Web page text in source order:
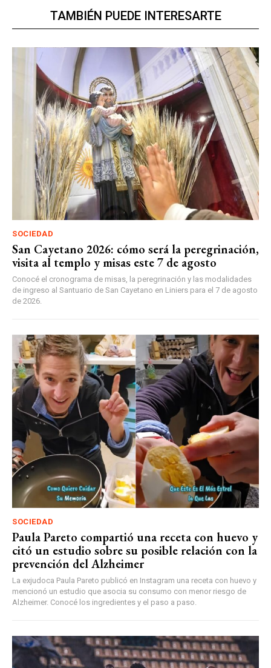
TAMBIÉN PUEDE INTERESARTE
SOCIEDAD
San Cayetano 2026: cómo será la peregrinación,
visita al templo y misas este 7 de agosto
Conocé el cronograma de misas, la peregrinación y las modalidades
de ingreso al Santuario de San Cayetano en Liniers para el 7 de agosto
de 2026.
SOCIEDAD
Paula Pareto compartió una receta con huevo y
citó un estudio sobre su posible relación con la
prevención del Alzheimer
La exjudoca Paula Pareto publicó en Instagram una receta con huevo y
mencionó un estudio que asocia su consumo con menor riesgo de
Alzheimer. Conocé los ingredientes y el paso a paso.